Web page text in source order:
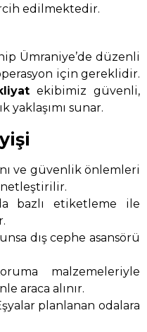
edilmektedir.
Ümraniye’de düzenli
için gereklidir.
ekibimiz güvenli,
yaklaşımı sunar.
ve güvenlik önlemleri
bazlı etiketleme ile
dış cephe asansörü
malzemeleriyle
araca alınır.
planlanan odalara